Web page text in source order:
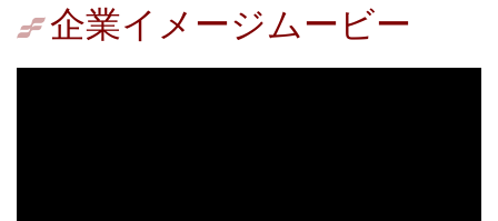
企業イメージムービー